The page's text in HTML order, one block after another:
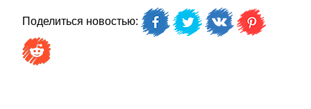
Поделиться новостью: